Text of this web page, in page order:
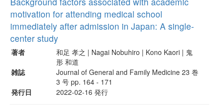
motivation for attending medical school
immediately after admission in Japan: A single-
center study
著者
和足 孝之 | Nagai Nobuhiro | Kono Kaori | 鬼
形 和道
雑誌
Journal of General and Family Medicine 23 巻
3 号 pp. 164 - 171
発行日
2022-02-16 発行